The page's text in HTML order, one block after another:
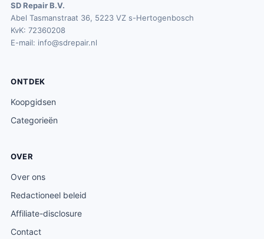
SD Repair B.V.
Abel Tasmanstraat 36, 5223 VZ s-Hertogenbosch
KvK: 72360208
E-mail: info@sdrepair.nl
ONTDEK
Koopgidsen
Categorieën
OVER
Over ons
Redactioneel beleid
Affiliate-disclosure
Contact